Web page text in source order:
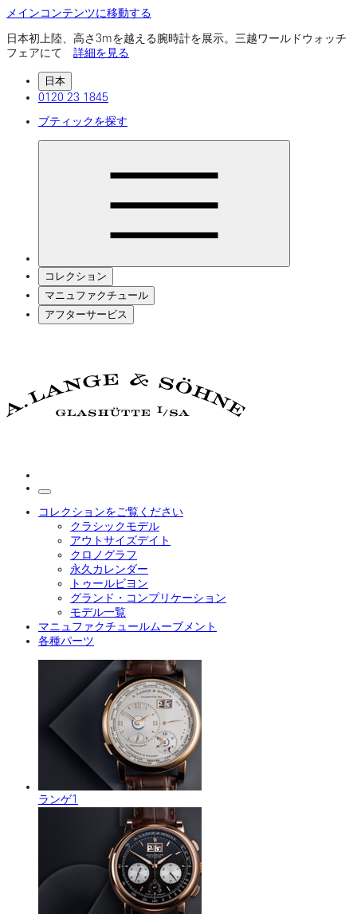
メインコンテンツに移動する
日本初上陸、高さ3mを越える腕時計を展示。三越ワールドウォッチ
フェアにて 詳細を見る
日本
0120 23 1845
ブティックを探す
コレクション
マニュファクチュール
アフターサービス
コレクションをご覧ください
クラシックモデル
アウトサイズデイト
クロノグラフ
永久カレンダー
トゥールビヨン
グランド・コンプリケーション
モデル一覧
マニュファクチュールムーブメント
各種パーツ
ランゲ1